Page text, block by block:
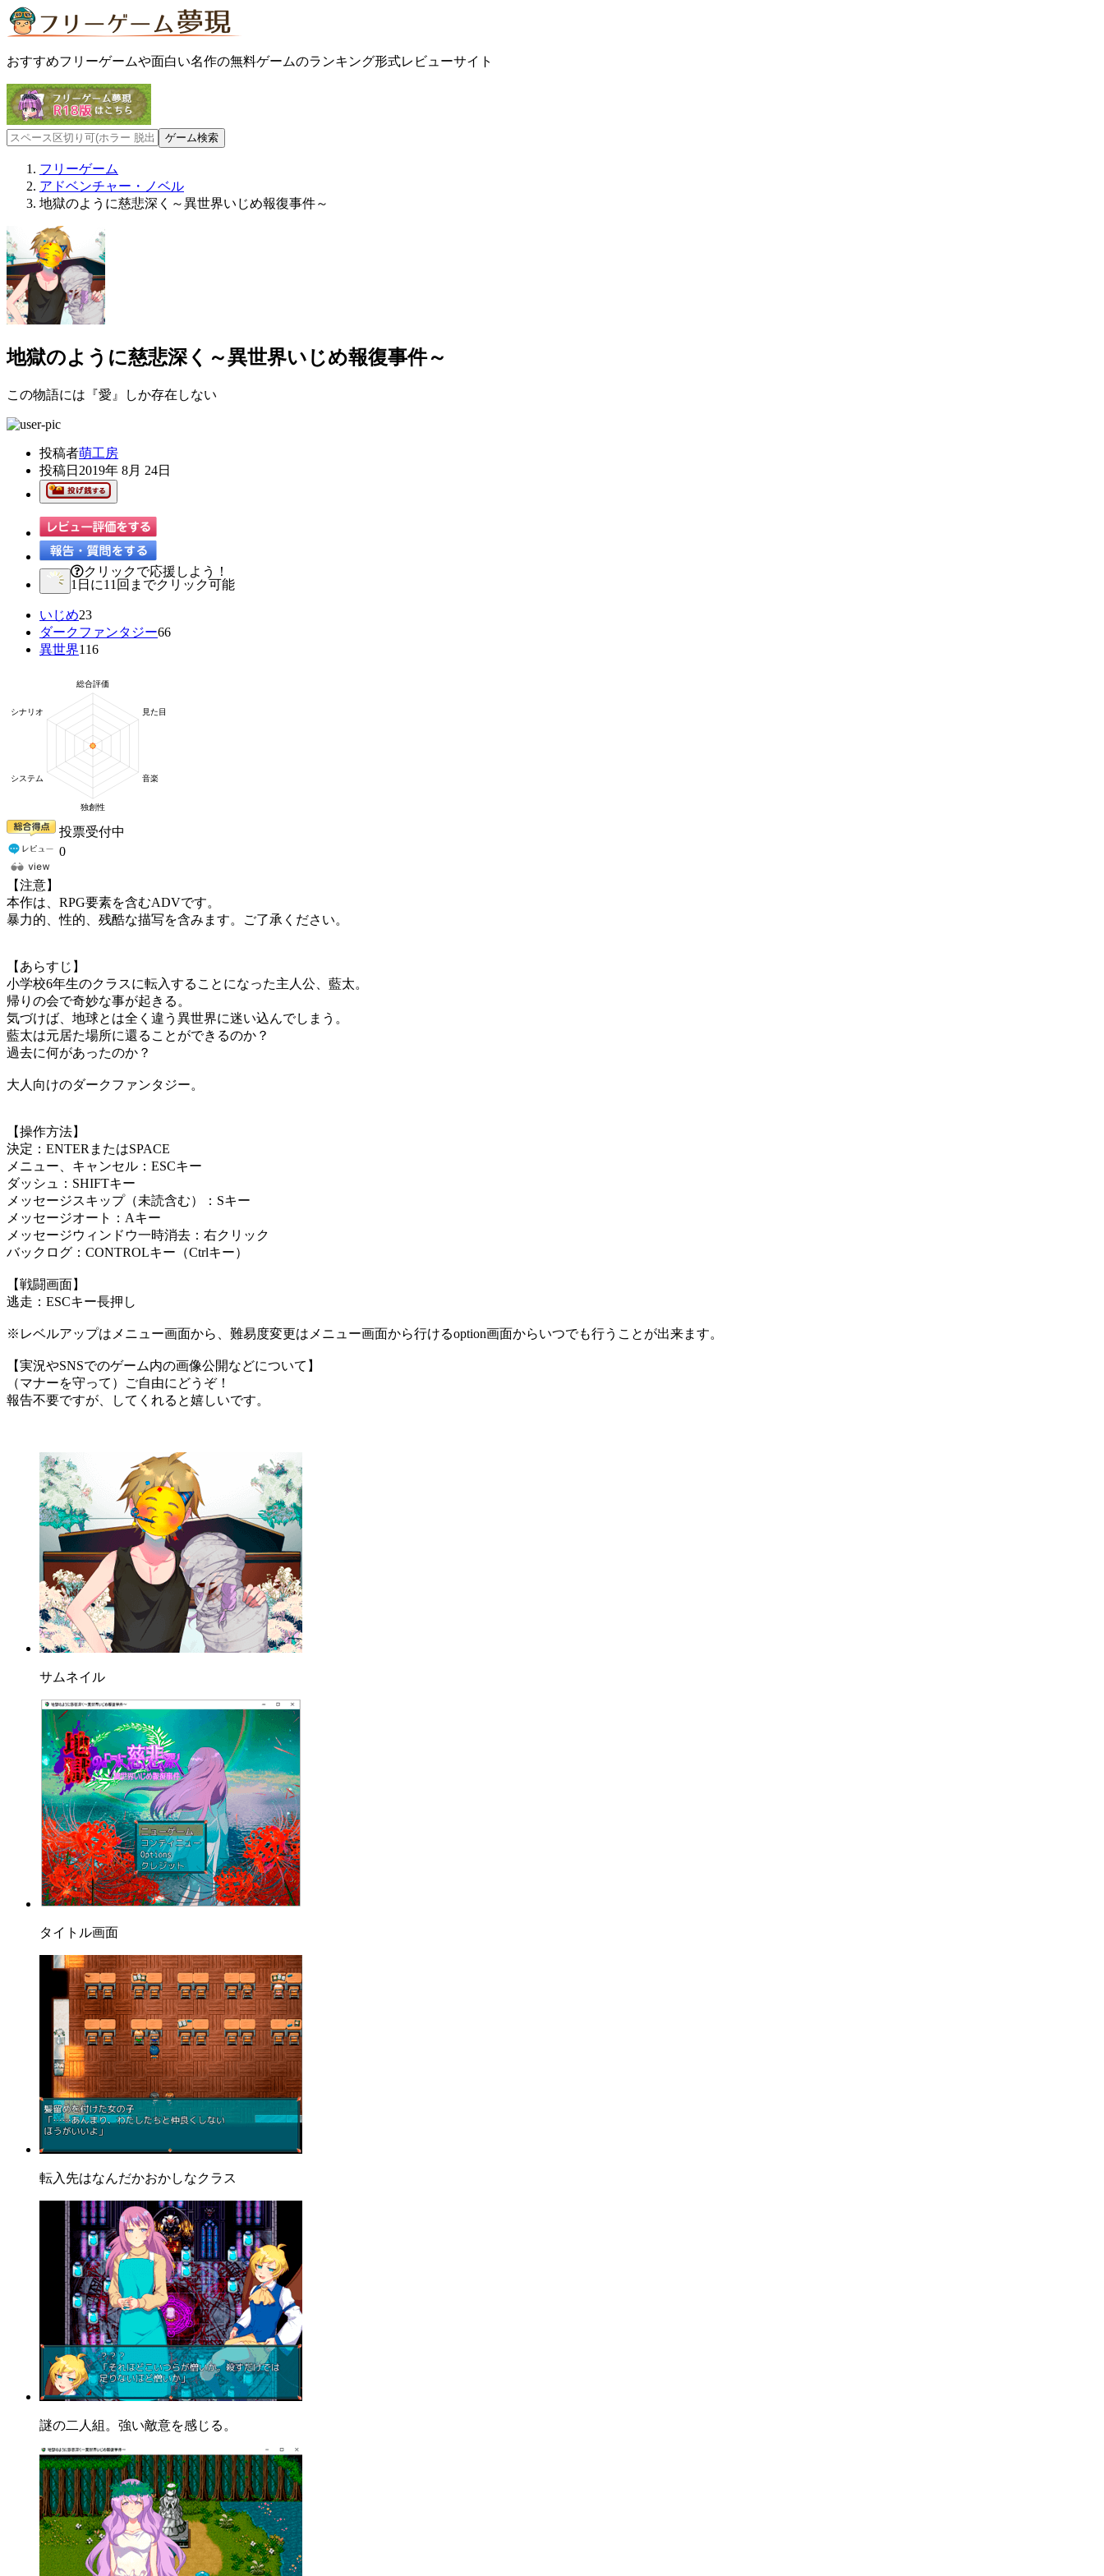
おすすめフリーゲームや面白い名作の無料ゲームのランキング形式レビューサイト
フリーゲーム
アドベンチャー・ノベル
地獄のように慈悲深く～異世界いじめ報復事件～
地獄のように慈悲深く～異世界いじめ報復事件～
この物語には『愛』しか存在しない
投稿者萌工房
投稿日 2019年 8月 24日
クリックで応援しよう！
1日に11回までクリック可能
いじめ23
ダークファンタジー66
異世界116
投票受付中
0
【注意】
本作は、RPG要素を含むADVです。
暴力的、性的、残酷な描写を含みます。ご了承ください。
【あらすじ】
小学校6年生のクラスに転入することになった主人公、藍太。
帰りの会で奇妙な事が起きる。
気づけば、地球とは全く違う異世界に迷い込んでしまう。
藍太は元居た場所に還ることができるのか？
過去に何があったのか？
大人向けのダークファンタジー。
【操作方法】
決定：ENTERまたはSPACE
メニュー、キャンセル：ESCキー
ダッシュ：SHIFTキー
メッセージスキップ（未読含む）：Sキー
メッセージオート：Aキー
メッセージウィンドウ一時消去：右クリック
バックログ：CONTROLキー（Ctrlキー）
【戦闘画面】
逃走：ESCキー長押し
※レベルアップはメニュー画面から、難易度変更はメニュー画面から行けるoption画面からいつでも行うことが出来ます。
【実況やSNSでのゲーム内の画像公開などについて】
（マナーを守って）ご自由にどうぞ！
報告不要ですが、してくれると嬉しいです。
サムネイル
タイトル画面
転入先はなんだかおかしなクラス
謎の二人組。強い敵意を感じる。